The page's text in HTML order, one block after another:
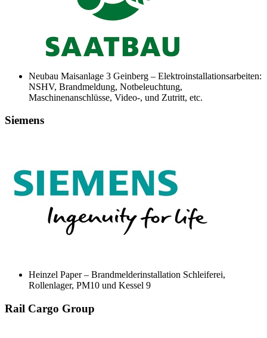
Neubau Maisanlage 3 Geinberg – Elektroinstallationsarbeiten:
NSHV, Brandmeldung, Notbeleuchtung,
Maschinenanschlüsse, Video-, und Zutritt, etc.
Siemens
Heinzel Paper – Brandmelderinstallation Schleiferei,
Rollenlager, PM10 und Kessel 9
Rail Cargo Group